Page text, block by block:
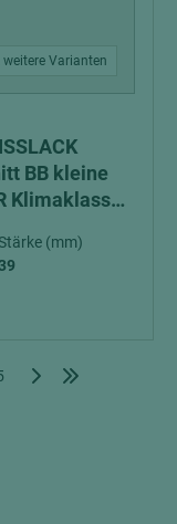
weitere Varianten
BB kleine
Klimaklasse
(mm)